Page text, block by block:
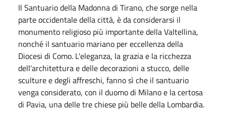
Il Santuario della Madonna di Tirano, che sorge nella
parte occidentale della città, è da considerarsi il
monumento religioso più importante della Valtellina,
nonché il santuario mariano per eccellenza della
Diocesi di Como. L'eleganza, la grazia e la ricchezza
dell'architettura e delle decorazioni a stucco, delle
sculture e degli affreschi, fanno sì che il santuario
venga considerato, con il duomo di Milano e la certosa
di Pavia, una delle tre chiese più belle della Lombardia.